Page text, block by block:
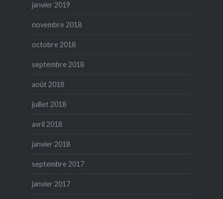
janvier 2019
novembre 2018
octobre 2018
septembre 2018
août 2018
juillet 2018
avril 2018
janvier 2018
septembre 2017
janvier 2017